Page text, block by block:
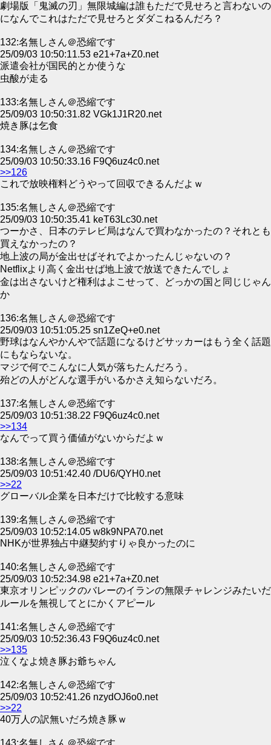
劇場版「鬼滅の刃」無限城編は誰もただで見せろと言わないの
になんでこれはただで見せろとダダこねるんだろ？
132:名無しさん＠恐縮です
25/09/03 10:50:11.53 e21+7a+Z0.net
派遣会社が国民的とか使うな
虫酸が走る
133:名無しさん＠恐縮です
25/09/03 10:50:31.82 VGk1J1R20.net
焼き豚は乞食
134:名無しさん＠恐縮です
25/09/03 10:50:33.16 F9Q6uz4c0.net
>>126
これで放映権料どうやって回収できるんだよｗ
135:名無しさん＠恐縮です
25/09/03 10:50:35.41 keT63Lc30.net
つーかさ、日本のテレビ局はなんで買わなかったの？それとも
買えなかったの？
地上波の局が金出せばそれでよかったんじゃないの？
Netflixより高く金出せば地上波で放送できたんでしょ
金は出さないけど権利はよこせって、どっかの国と同じじゃん
か
136:名無しさん＠恐縮です
25/09/03 10:51:05.25 sn1ZeQ+e0.net
野球はなんやかんやで話題になるけどサッカーはもう全く話題
にもならないな。
マジで何でこんなに人気が落ちたんだろう。
殆どの人がどんな選手がいるかさえ知らないだろ。
137:名無しさん＠恐縮です
25/09/03 10:51:38.22 F9Q6uz4c0.net
>>134
なんでって買う価値がないからだよｗ
138:名無しさん＠恐縮です
25/09/03 10:51:42.40 /DU6/QYH0.net
>>22
グローバル企業を日本だけで比較する意味
139:名無しさん＠恐縮です
25/09/03 10:52:14.05 w8k9NPA70.net
NHKが世界独占中継契約すりゃ良かったのに
140:名無しさん＠恐縮です
25/09/03 10:52:34.98 e21+7a+Z0.net
東京オリンピックのバレーのイランの無限チャレンジみたいだ
ルールを無視してとにかくアピール
141:名無しさん＠恐縮です
25/09/03 10:52:36.43 F9Q6uz4c0.net
>>135
泣くなよ焼き豚お爺ちゃん
142:名無しさん＠恐縮です
25/09/03 10:52:41.26 nzydOJ6o0.net
>>22
40万人の訳無いだろ焼き豚ｗ
143:名無しさん＠恐縮です